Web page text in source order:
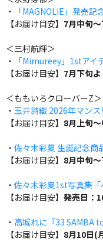
・
「MAGNOLIE」発売記
【お届け目安】 7月中旬
＜三村航輝＞
・
「Mimureey」1stアイ
【お届け目安】 7月下旬
＜ももいろクローバーZ＞
・ 玉井詩織 2026年マン
【お届け目安】 8月上旬
・ 佐々木彩夏 生誕記念商
【お届け目安】 8月中旬
・ 佐々木彩夏1st写真集
【お届け目安】 発売日：
・ 高城れに『33 SAMBA
【お届け目安】 8月10日(